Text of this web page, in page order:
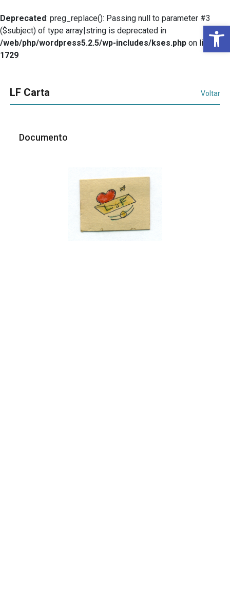
Deprecated: preg_replace(): Passing null to parameter #3
($subject) of type array|string is deprecated in
/web/php/wordpress5.2.5/wp-includes/kses.php on line
1729
LF Carta Voltar
Documento